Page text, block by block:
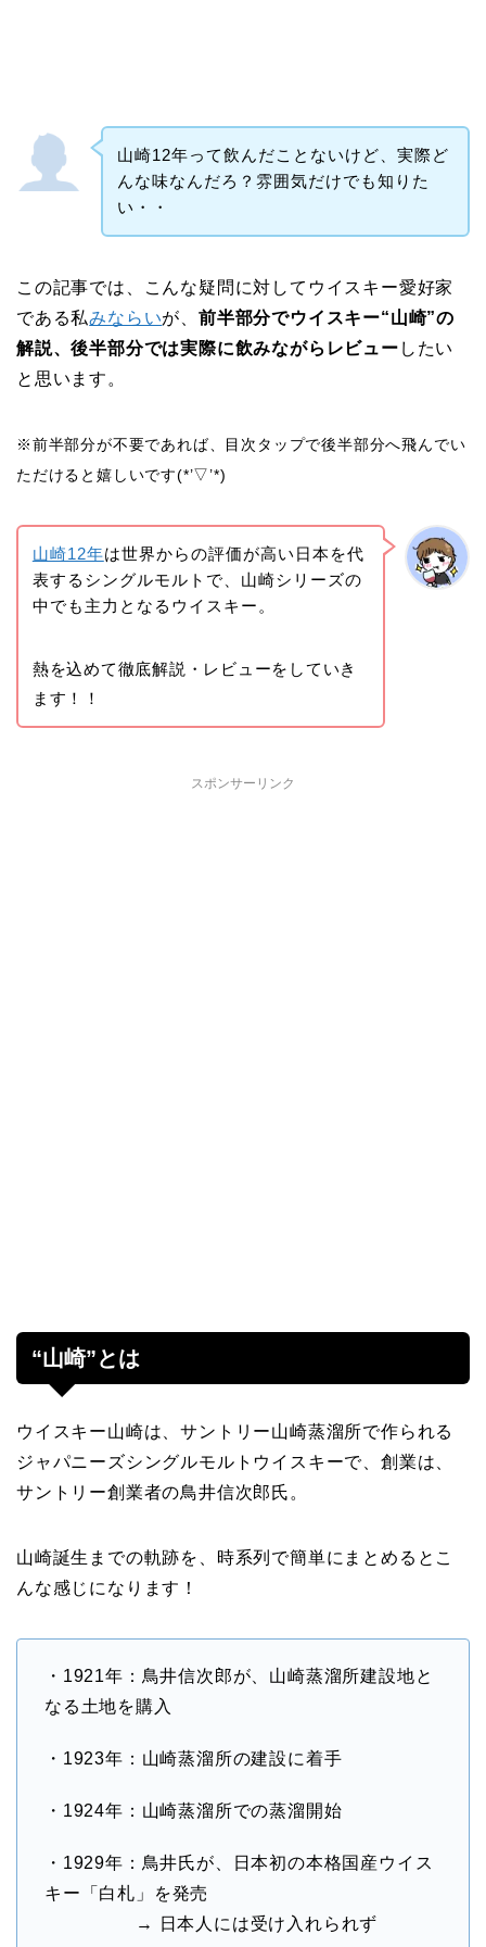
山崎12年って飲んだことないけど、実際ど
んな味なんだろ？雰囲気だけでも知りた
い・・
この記事では、こんな疑問に対してウイスキー愛好家
である私みならいが、前半部分でウイスキー“山崎”の
解説、後半部分では実際に飲みながらレビュー したい
と思います。
※前半部分が不要であれば、目次タップで後半部分へ飛んでい
ただけると嬉しいです(*’▽’*)
山崎12年は世界からの評価が高い日本を代
表するシングルモルトで、山崎シリーズの
中でも主力となるウイスキー。
熱を込めて徹底解説・レビューをしていき
ます！！
スポンサーリンク
“山崎”とは
ウイスキー山崎は、サントリー山崎蒸溜所で作られる
ジャパニーズシングルモルトウイスキーで、創業は、
サントリー創業者の鳥井信次郎氏。
山崎誕生までの軌跡を、時系列で簡単にまとめるとこ
んな感じになります！
・1921年：鳥井信次郎が、山崎蒸溜所建設地と
なる土地を購入
・1923年：山崎蒸溜所の建設に着手
・1924年：山崎蒸溜所での蒸溜開始
・1929年：鳥井氏が、日本初の本格国産ウイス
キー「白札」を発売
→ 日本人には受け入れられず